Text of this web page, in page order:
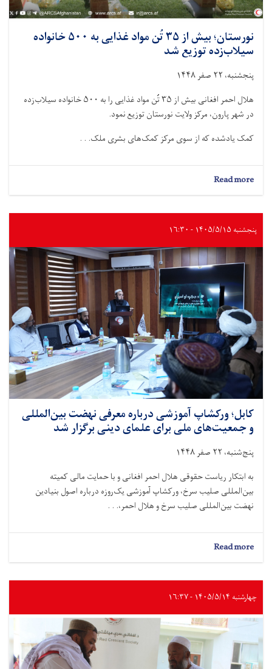
نورستان؛ بیش از ۳۵ تُن مواد غذایی به ۵۰۰ خانواده
سیلاب‌زده توزیع شد
پنجشنبه، ۲۲ صفر ۱۴۴۸
هلال احمر افغانی بیش از ۳۵ تُن مواد غذایی را به ۵۰۰ خانواده سیلاب‌زده
در شهر پارون، مرکز ولایت نورستان توزیع نمود.
کمک یادشده که از سوی مرکز کمک‌های بشرى ملک. . .
Read more
نورستان؛
از
۳۵
مواد
غذایی
۵۰۰
خانواده
سیلاب‌زده
توزیع
شد
پنجشنبه ۱۴۰۵/۵/۱۵ - ۱۶:۳۰
کابل؛ ورکشاپ آموزشی درباره معرفی نهضت بین‌المللی
و جمعیت‌های ملی برای علمای دینی برگزار شد
پنج‌شنبه، ۲۲ صفر ۱۴۴۸
به ابتکار ریاست حقوقی هلال احمر افغانی و با حمایت مالی کمیته
بین‌المللی صلیب سرخ، ورکشاپ آموزشی یک‌روزه درباره اصول بنیادین
نهضت بین‌المللی صلیب سرخ و هلال احمر،. . .
Read more
کابل؛
آموزشی
درباره
نهضت
بین‌المللی
و
جمعیت‌های
چهارشنبه ۱۴۰۵/۵/۱۴ - ۱۶:۳۷